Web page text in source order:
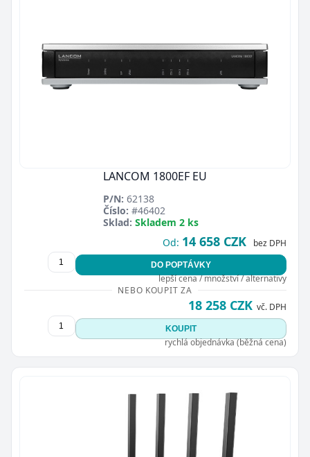
LANCOM 1800EF EU
P/N: 62138
Číslo: #46402
Sklad: Skladem 2 ks
Od: 14 658 CZK bez DPH
DO POPTÁVKY
lepší cena / množství / alternativy
NEBO KOUPIT ZA
18 258 CZK vč. DPH
KOUPIT
rychlá objednávka (běžná cena)